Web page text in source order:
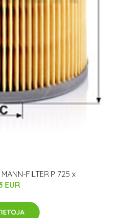
FILTER P 725 x
EUR